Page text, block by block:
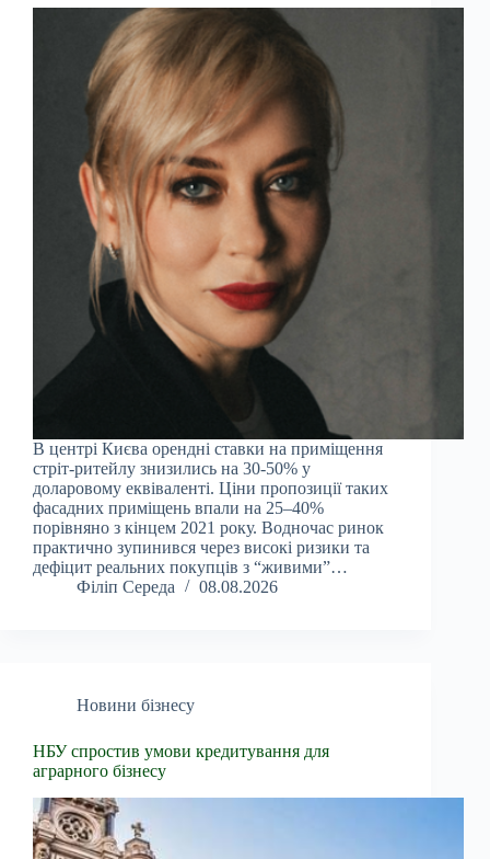
В центрі Києва орендні ставки на приміщення
стріт-ритейлу знизились на 30-50% у
доларовому еквіваленті. Ціни пропозиції таких
фасадних приміщень впали на 25–40%
порівняно з кінцем 2021 року. Водночас ринок
практично зупинився через високі ризики та
дефіцит реальних покупців з “живими”…
Філіп Середа
08.08.2026
Новини бізнесу
НБУ спростив умови кредитування для
аграрного бізнесу